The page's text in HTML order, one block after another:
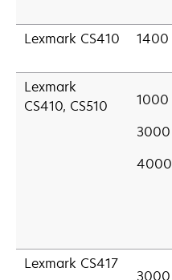
Lexmark CS410 1400
Lexmark
CS410, CS510
1000
3000
4000
Lexmark CS417
3000